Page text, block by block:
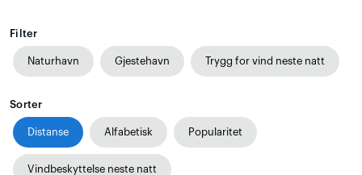
Filter
Naturhavn Gjestehavn Trygg for vind neste natt
Sorter
Distanse Alfabetisk Popularitet
Vindbeskyttelse neste natt